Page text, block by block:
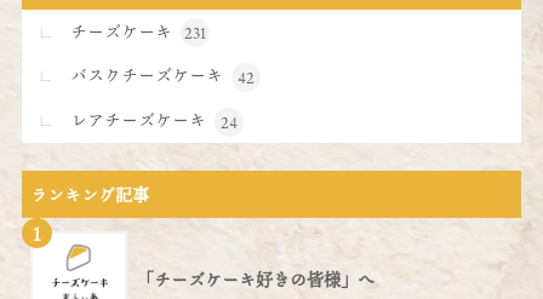
チーズケーキ
231
バスクチーズケーキ 42
レアチーズケーキ 24
ランキング記事
1
「チーズケーキ好きの皆様」へ